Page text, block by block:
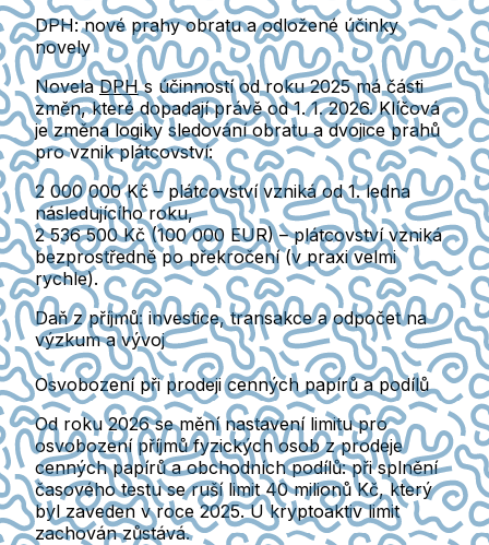
DPH: nové prahy obratu a odložené účinky
novely
NovelaDPHs účinností od roku 2025 má části
změn, kterédopadají právě od 1. 1. 2026. Klíčová
je změna logiky sledování obratu advojice prahů
pro vznik plátcovství:
2 000 000 Kč– plátcovství vzniká od1. ledna
následujícího roku,
2 536 500 Kč (100 000 EUR)– plátcovství vzniká
bezprostředně po překročení(v praxi velmi
rychle).
Daň z příjmů: investice, transakce a odpočet na
výzkum a vývoj
Osvobození při prodeji cenných papírů a podílů
Od roku 2026 se mění nastavení limitu pro
osvobození příjmů fyzických osob z prodeje
cenných papírů a obchodních podílů: při splnění
časového testu seruší limit 40 milionů Kč, který
byl zaveden v roce 2025. Ukryptoaktivlimit
zachován zůstává.